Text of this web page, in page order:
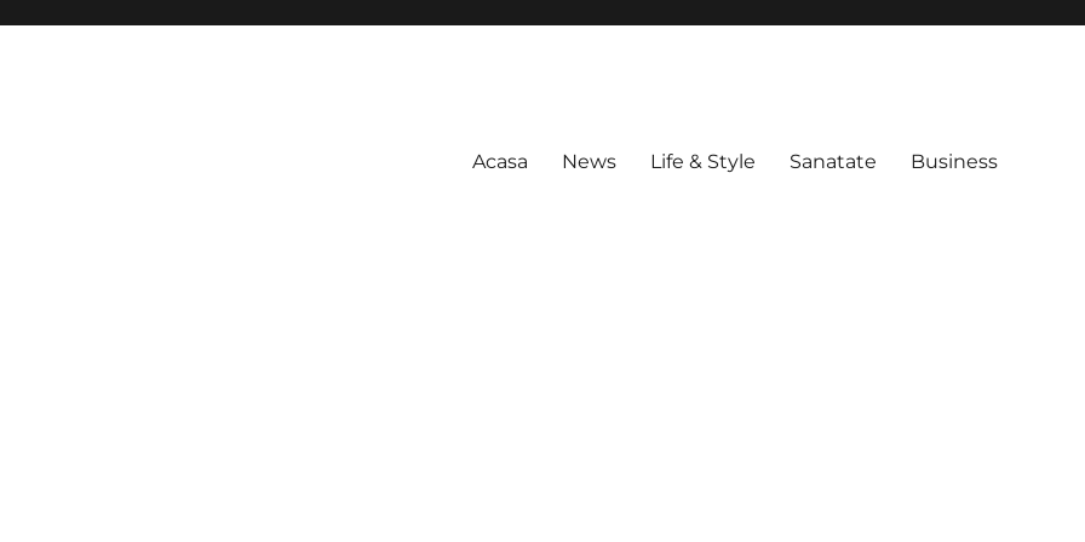
Acasa News Life & Style Sanatate Business